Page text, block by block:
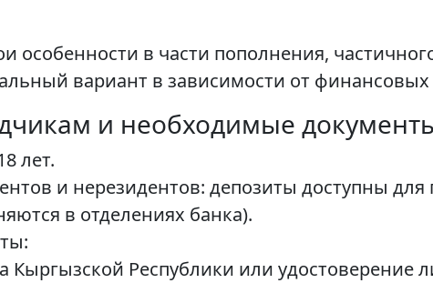
особенности в части пополнения,
вариант в зависимости от финансовых
и необходимые
лет.
и нерезидентов: депозиты доступны
в отделениях банка).
Кыргызской Республики или удостоверение